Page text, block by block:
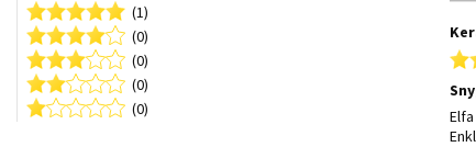
(1)
(0)
(0)
(0)
(0)